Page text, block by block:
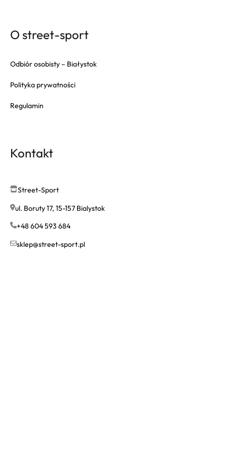
O street-sport
Odbiór osobisty – Białystok
Polityka prywatności
Regulamin
Kontakt
Street-Sport
ul. Boruty 17, 15-157 Bialystok
+48 604 593 684
sklep@street-sport.pl